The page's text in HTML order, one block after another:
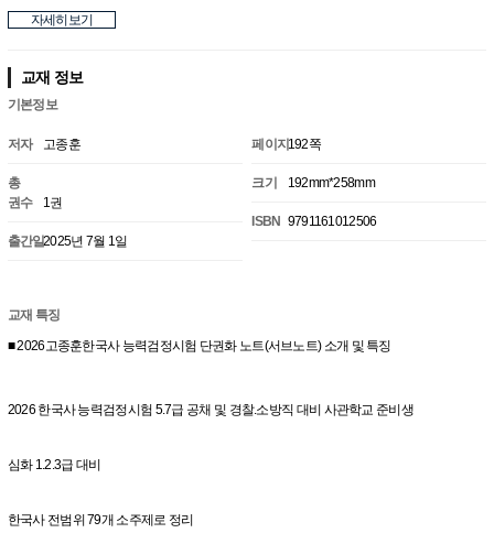
자세히보기
교재 정보
기본정보
저자 고종훈
총
권수
1권
출간일2025년 7월 1일
페이지192쪽
크기 192mm*258mm
ISBN 9791161012506
교재 특징
■ 2026고종훈한국사 능력검정시험 단권화 노트(서브노트) 소개 및 특징
2026 한국사 능력검정시험 5.7급 공채 및 경찰.소방직 대비 사관학교 준비생
심화 1.2.3급 대비
한국사 전범위 79개 소주제로 정리